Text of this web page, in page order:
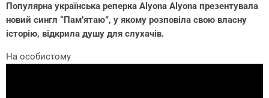
Популярна українська реперка Alyona Alyona презентувала
новий сингл “Пам’ятаю”, у якому розповіла свою власну
історію, відкрила душу для слухачів.
На особистому